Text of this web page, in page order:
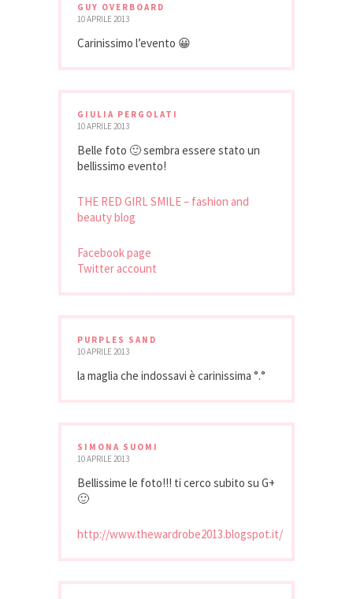
GUY OVERBOARD
10 APRILE 2013
Carinissimo l’evento 😀
GIULIA PERGOLATI
10 APRILE 2013
Belle foto 🙂 sembra essere stato un
bellissimo evento!
THE RED GIRL SMILE – fashion and
beauty blog
Facebook page
Twitter account
PURPLES SAND
10 APRILE 2013
la maglia che indossavi è carinissima °.°
SIMONA SUOMI
10 APRILE 2013
Bellissime le foto!!! ti cerco subito su G+
🙂
http://www.thewardrobe2013.blogspot.it/